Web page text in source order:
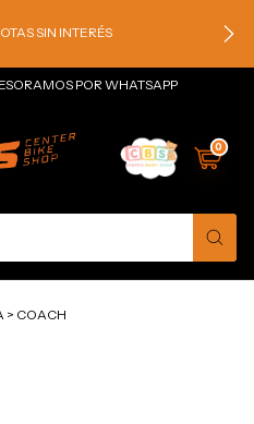
SIN INTERÉS
POR WHATSAPP
0
> COACH